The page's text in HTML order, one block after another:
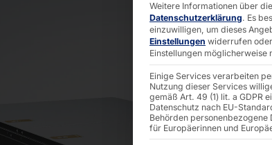
Weitere Informationen über
Datenschutzerklärung. Es
einzuwilligen, um dieses
Einstellungen widerrufen
Einstellungen
Einige Services verarbeiten
Nutzung dieser Services
gemäß Art. 49 (1) lit. a GDPR
Datenschutz nach EU-
Behörden
für Europäerinnen und